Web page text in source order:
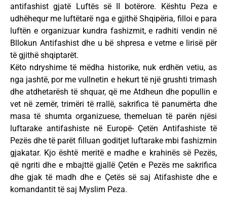
antifashist gjatë Luftës së II botërore. Kështu Peza e
udhëhequr me luftëtarë nga e gjithë Shqipëria, filloi e para
luftën e organizuar kundra fashizmit, e radhiti vendin në
Bllokun Antifashist dhe u bë shpresa e vetme e lirisë për
të gjithë shqiptarët.
Këto ndryshime të mëdha historike, nuk erdhën vetiu, as
nga jashtë, por me vullnetin e hekurt të një grushti trimash
dhe atdhetarësh të shquar, që me Atdheun dhe popullin e
vet në zemër, trimëri të rrallë, sakrifica të panumërta dhe
masa të shumta organizuese, themeluan të parën njësi
luftarake antifashiste në Europë- Çetën Antifashiste të
Pezës dhe të parët filluan goditjet luftarake mbi fashizmin
gjakatar. Kjo është meritë e madhe e krahinës së Pezës,
që ngriti dhe e mbajttë gjallë Çetën e Pezës me sakrifica
dhe gjak të madh dhe e Çetës së saj Atifashiste dhe e
komandantit të saj Myslim Peza.